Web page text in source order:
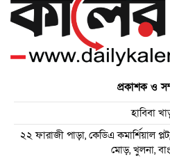
প্রকাশক ও
হাবিবা
২২ ফারাজী পাড়া, কেডিএ কমার্শিয়াল
মোড়, খুলনা,